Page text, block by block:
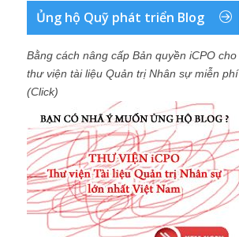
Ủng hộ Quỹ phát triển Blog
Bằng cách nâng cấp Bản quyền iCPO cho
thư viện tài liệu Quản trị Nhân sự miễn phí
(Click)